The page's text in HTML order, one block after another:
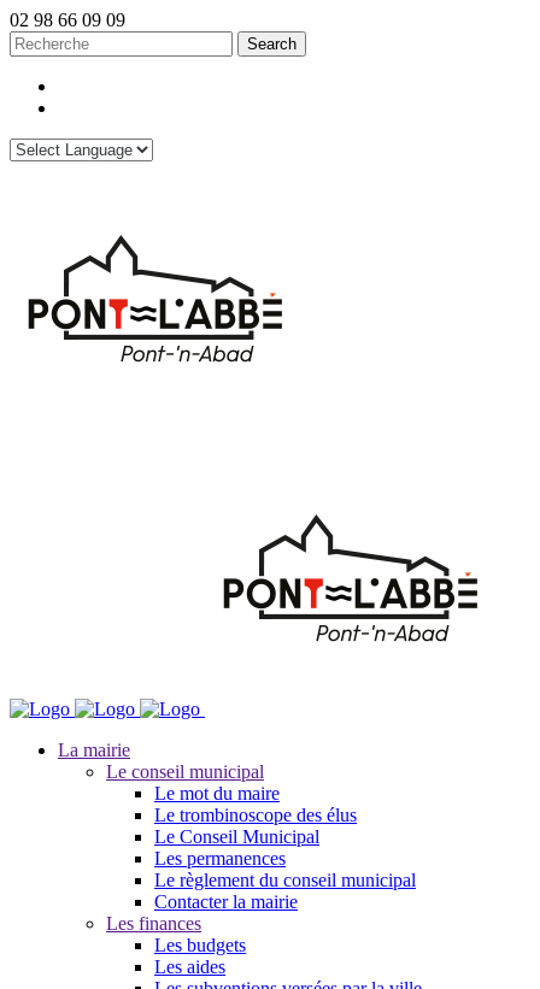
02 98 66 09 09
La mairie
Le conseil municipal
Le mot du maire
Le trombinoscope des élus
Le Conseil Municipal
Les permanences
Le règlement du conseil municipal
Contacter la mairie
Les finances
Les budgets
Les aides